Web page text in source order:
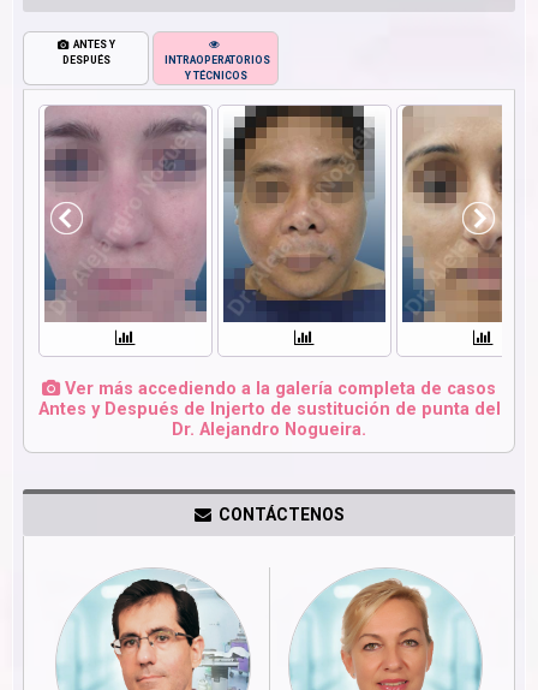
ANTES Y
DESPUÉS
INTRAOPERATORIOS
Y TÉCNICOS
Ver más accediendo a la galería completa de casos
Antes y Después de Injerto de sustitución de punta del
Dr. Alejandro Nogueira.
CONTÁCTENOS